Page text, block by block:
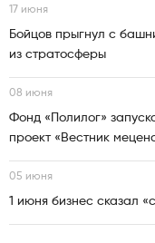
17 июня
Бойцов прыгнул с
из стратосферы
08 июня
Фонд «Полилог»
проект «Вестник
05 июня
1 июня бизнес сказал